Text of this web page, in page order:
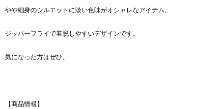
やや細身のシルエットに淡い色味がオシャレなアイテム。
ジッパーフライで着脱しやすいデザインです。
気になった方はぜひ。
【商品情報】